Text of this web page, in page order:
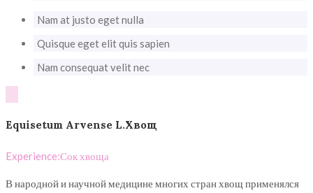
Nam at justo eget nulla
Quisque eget elit quis sapien
Nam consequat velit nec
Equisetum Arvense L.Хвощ
Experience:Сок хвоща
В народной и научной медицине многих стран хвощ применялся